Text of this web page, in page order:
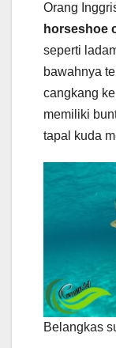
Orang
horseshoe
seperti
bawahnya
cangkang
memiliki
tapal kuda
Belangkas